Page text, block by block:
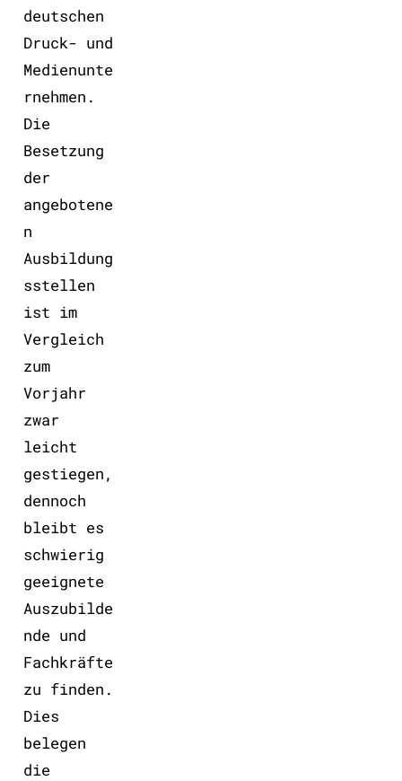
deutschen
Druck- und
Medienunte
rnehmen.
Die
Besetzung
der
angebotene
n
Ausbildung
sstellen
ist im
Vergleich
zum
Vorjahr
zwar
leicht
gestiegen,
dennoch
bleibt es
schwierig
geeignete
Auszubilde
nde und
Fachkräfte
zu finden.
Dies
belegen
die